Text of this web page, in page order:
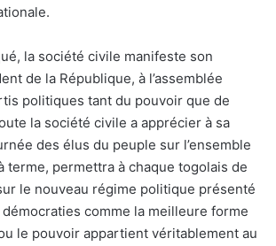
la société civile manifeste son
de la République, à l’assemblée
politiques tant du pouvoir que de
la société civile a apprécier à sa
des élus du peuple sur l’ensemble
terme, permettra à chaque togolais de
le nouveau régime politique présenté
comme la meilleure forme
le pouvoir appartient véritablement au